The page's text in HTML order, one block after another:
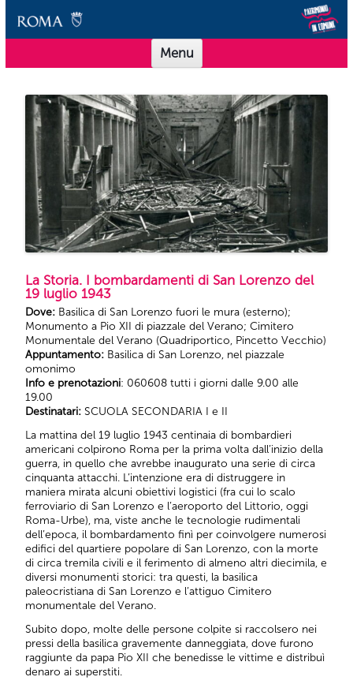
Scuole Musei in Comune Roma
Offerta didattica per le scuole dei Musei in Comune Roma
Menu
Vai al contenuto
La Storia. I bombardamenti di San Lorenzo del
19 luglio 1943
Dove: Basilica di San Lorenzo fuori le mura (esterno);
Monumento a Pio XII di piazzale del Verano; Cimitero
Monumentale del Verano (Quadriportico, Pincetto Vecchio)
Appuntamento: Basilica di San Lorenzo, nel piazzale
omonimo
Info e prenotazioni: 060608 tutti i giorni dalle 9.00 alle
19.00
Destinatari: SCUOLA SECONDARIA I e II
La mattina del 19 luglio 1943 centinaia di bombardieri
americani colpirono Roma per la prima volta dall’inizio della
guerra, in quello che avrebbe inaugurato una serie di circa
cinquanta attacchi. L’intenzione era di distruggere in
maniera mirata alcuni obiettivi logistici (fra cui lo scalo
ferroviario di San Lorenzo e l’aeroporto del Littorio, oggi
Roma-Urbe), ma, viste anche le tecnologie rudimentali
dell’epoca, il bombardamento finì per coinvolgere numerosi
edifici del quartiere popolare di San Lorenzo, con la morte
di circa tremila civili e il ferimento di almeno altri diecimila, e
diversi monumenti storici: tra questi, la basilica
paleocristiana di San Lorenzo e l’attiguo Cimitero
monumentale del Verano.
Subito dopo, molte delle persone colpite si raccolsero nei
pressi della basilica gravemente danneggiata, dove furono
raggiunte da papa Pio XII che benedisse le vittime e distribuì
denaro ai superstiti.